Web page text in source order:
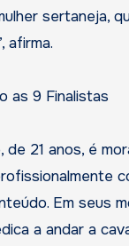
sertaneja,
afirma.
as 9 Finalistas
de 21 anos, é
Em seus
a andar a